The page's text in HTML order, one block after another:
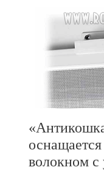
волокном c